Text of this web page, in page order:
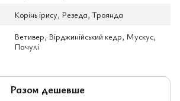
Корінь ірису, Резеда, Троянда
Ветивер, Вірджинійський кедр, Мускус,
Пачулі
Разом дешевше